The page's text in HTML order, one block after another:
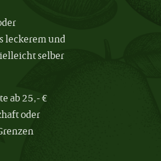
leckerem und
selber
ab 25,- €
oder